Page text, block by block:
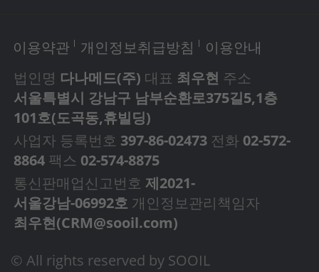
이용약관 개인정보취급방침
이용안내
법인명 다나메드(주) 대표 최우현 주소
서울특별시 강남구 남부순환로375길5,1층
101호(도곡동,휴빌딩)
사업자 등록번호 397-86-02473 전화 02-572-
8864 팩스 02-574-8875
통신판매업신고번호제2021-
서울강남-06992호 개인정보관리책임자
최우현(CRM@sooil.com)
© All rights reserved by SOOIL